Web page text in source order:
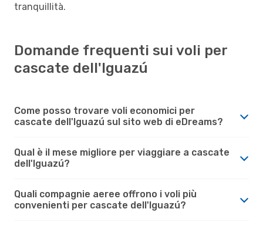
tranquillità.
Domande frequenti sui voli per
cascate dell'Iguazú
Come posso trovare voli economici per
cascate dell'Iguazú sul sito web di eDreams?
Qual è il mese migliore per viaggiare a cascate
dell'Iguazú?
Quali compagnie aeree offrono i voli più
convenienti per cascate dell'Iguazú?